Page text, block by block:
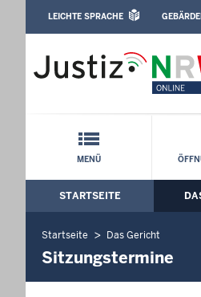
Amtsgericht Köln:
Leichte Sprache,
LEICHTE SPRACHE
Schnellnavigation
MENÜ
Hauptmenü:
STARTSEITE
Startseite Das Gericht
Sitzungstermine